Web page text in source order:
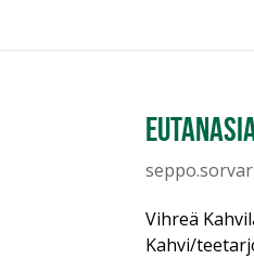
Vihreä
Kahvi/